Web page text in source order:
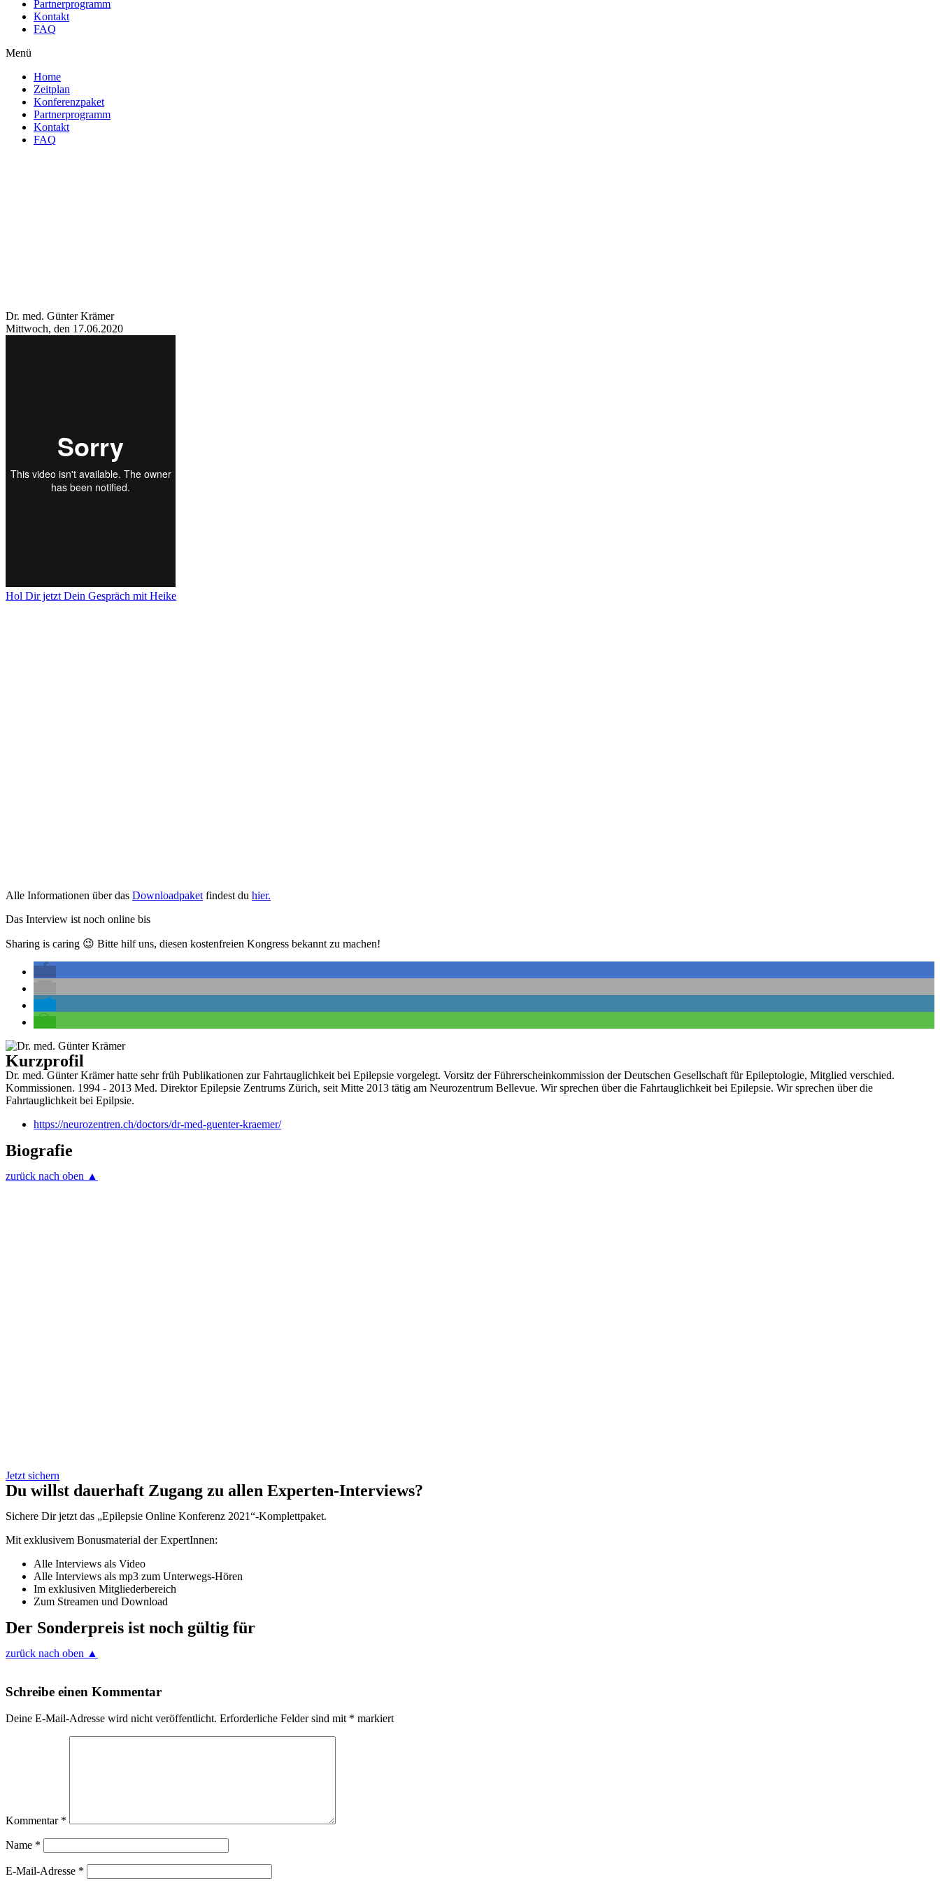
Partnerprogramm
Kontakt
FAQ
Menü
Home
Zeitplan
Konferenzpaket
Partnerprogramm
Kontakt
FAQ
Dr. med. Günter Krämer
Mittwoch, den 17.06.2020
Hol Dir jetzt Dein Gespräch mit Heike
Alle Informationen über das Downloadpaket findest du hier.
Das Interview ist noch online bis
Sharing is caring 😉 Bitte hilf uns, diesen kostenfreien Kongress bekannt zu machen!
Kurzprofil
Dr. med. Günter Krämer hatte sehr früh Publikationen zur Fahrtauglichkeit bei Epilepsie vorgelegt. Vorsitz der Führerscheinkommission der Deutschen Gesellschaft für Epileptologie, Mitglied verschied.
Kommissionen. 1994 - 2013 Med. Direktor Epilepsie Zentrums Zürich, seit Mitte 2013 tätig am Neurozentrum Bellevue. Wir sprechen über die Fahrtauglichkeit bei Epilepsie. Wir sprechen über die
Fahrtauglichkeit bei Epilpsie.
https://neurozentren.ch/doctors/dr-med-guenter-kraemer/
Biografie
zurück nach oben ▲
Jetzt sichern
Du willst dauerhaft Zugang zu allen Experten-Interviews?
Sichere Dir jetzt das „Epilepsie Online Konferenz 2021“-Komplettpaket.
Mit exklusivem Bonusmaterial der ExpertInnen:
Alle Interviews als Video
Alle Interviews als mp3 zum Unterwegs-Hören
Im exklusiven Mitgliederbereich
Zum Streamen und Download
Der Sonderpreis ist noch gültig für
zurück nach oben ▲
Schreibe einen Kommentar
Deine E-Mail-Adresse wird nicht veröffentlicht. Erforderliche Felder sind mit * markiert
Kommentar *
Name *
E-Mail-Adresse *